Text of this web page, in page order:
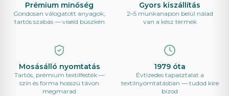
Prémium minőség
Gondosan válogatott anyagok,
tartós szabás — viseld büszkén
Gyors kiszállítás
2–5 munkanapon belül nálad
van a kész termék
Mosásálló nyomtatás
Tartós, prémium textilfesték —
szín és forma hosszú távon
megmarad
1979 óta
Évtizedes tapasztalat a
textilnyomtatásban — tudod kire
bízod